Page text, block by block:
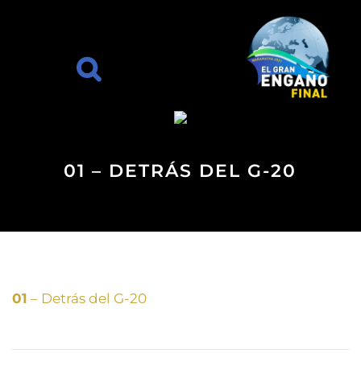
01 – DETRÁS DEL G-20
01 – Detrás del G-20